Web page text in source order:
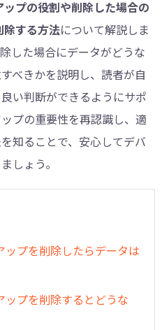
プの役割や削除した場合の
する方法について解説しま
した場合にデータがどうな
べきかを説明し、読者が自
い判断ができるようにサポ
プの重要性を再認識し、適
知ることで、安心してデバ
しょう。
プを削除したらデータは
プを削除するとどうな